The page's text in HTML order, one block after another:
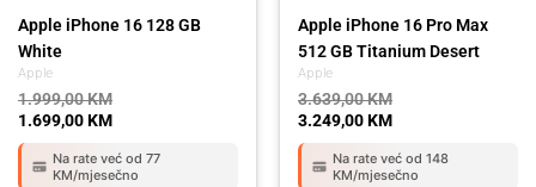
Apple
Apple iPhone 16 128 GB
White
1.999,00KM
1.699,00KM
Na rate već od 77
KM/mjesečno
Apple
Apple iPhone 16 Pro Max
512 GB Titanium Desert
3.639,00KM
3.249,00KM
Na rate već od 148
KM/mjesečno